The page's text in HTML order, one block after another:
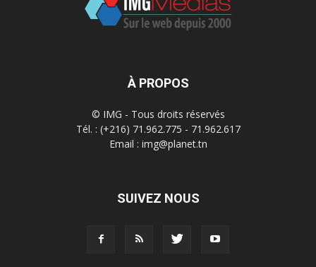
À PROPOS
© IMG - Tous droits réservés
Tél. : (+216) 71.962.775 - 71.962.617
Email : img@planet.tn
SUIVEZ NOUS